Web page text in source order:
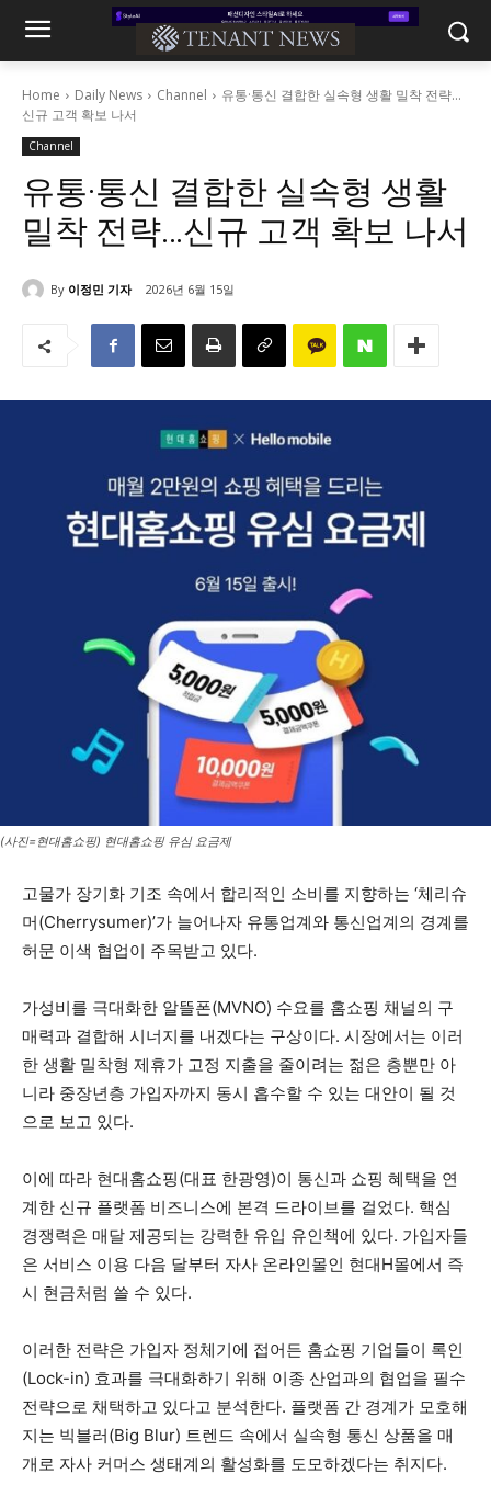
Home Daily News Channel
유통·통신 결합한 실속형 생활 밀착 전략...
신규 고객 확보 나서
Channel
유통·통신 결합한 실속형 생활
밀착 전략…신규 고객 확보 나서
By 이정민 기자 2026년 6월 15일
(사진=현대홈쇼핑) 현대홈쇼핑 유심 요금제
고물가 장기화 기조 속에서 합리적인 소비를 지향하는 ‘체리슈
머(Cherrysumer)’가 늘어나자 유통업계와 통신업계의 경계를
허문 이색 협업이 주목받고 있다.
가성비를 극대화한 알뜰폰(MVNO) 수요를 홈쇼핑 채널의 구
매력과 결합해 시너지를 내겠다는 구상이다. 시장에서는 이러
한 생활 밀착형 제휴가 고정 지출을 줄이려는 젊은 층뿐만 아
니라 중장년층 가입자까지 동시 흡수할 수 있는 대안이 될 것
으로 보고 있다.
이에 따라 현대홈쇼핑(대표 한광영)이 통신과 쇼핑 혜택을 연
계한 신규 플랫폼 비즈니스에 본격 드라이브를 걸었다. 핵심
경쟁력은 매달 제공되는 강력한 유입 유인책에 있다. 가입자들
은 서비스 이용 다음 달부터 자사 온라인몰인 현대H몰에서 즉
시 현금처럼 쓸 수 있다.
이러한 전략은 가입자 정체기에 접어든 홈쇼핑 기업들이 록인
(Lock-in) 효과를 극대화하기 위해 이종 산업과의 협업을 필수
전략으로 채택하고 있다고 분석한다. 플랫폼 간 경계가 모호해
지는 빅블러(Big Blur) 트렌드 속에서 실속형 통신 상품을 매
개로 자사 커머스 생태계의 활성화를 도모하겠다는 취지다.